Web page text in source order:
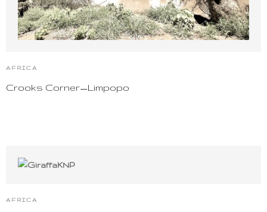
AFRICA
Crooks Corner_Limpopo
AFRICA